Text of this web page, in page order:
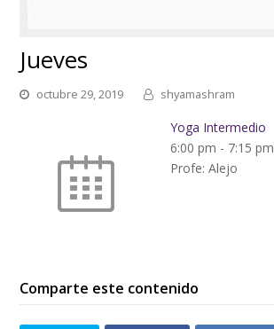
Jueves
octubre 29, 2019 shyamashram
Yoga Intermedio
6:00 pm - 7:15 pm
Profe: Alejo
Comparte este contenido